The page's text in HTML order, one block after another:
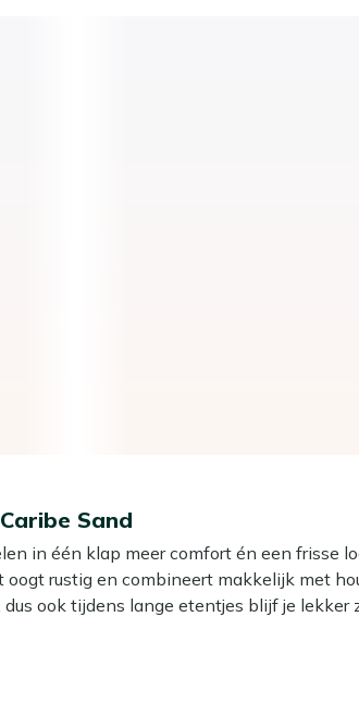
Sand
in één klap meer comfort én een frisse
rustig en combineert makkelijk met
ook tijdens lange etentjes blijf je lekker
krijgt je eethoek buiten net dat beetje